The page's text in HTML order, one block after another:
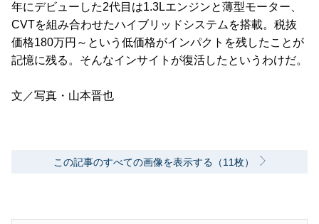
年にデビューした2代目は1.3Lエンジンと薄型モーター、
CVTを組み合わせたハイブリッドシステムを搭載。税抜
価格180万円～という低価格がインパクトを残したことが
記憶に残る。そんなインサイトが復活したというわけだ。
文／写真・山本晋也
この記事のすべての画像を表示する（11枚）